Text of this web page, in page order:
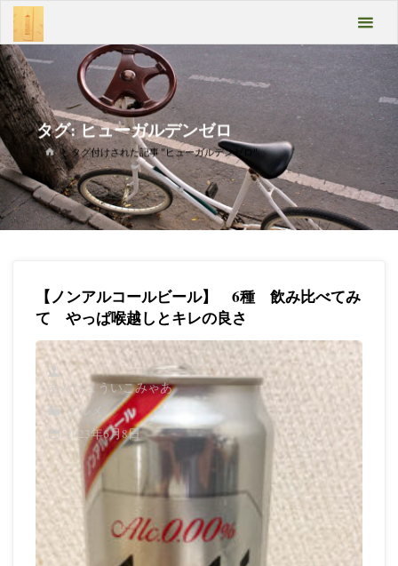
テ
ン
ツ
へ
ス
キ
ッ
プ
ばよ
うい
こみ
ゃあ
Take
it
タグ:ヒューガルデンゼロ
ホ
ー
ム
タグ付けされた記事 "ヒューガルデンゼロ"
【ノンアルコールビール】 6種 飲み比べてみ
て やっぱ喉越しとキレの良さ
あんばよういこみゃあ
グルメ
2023年6月8日